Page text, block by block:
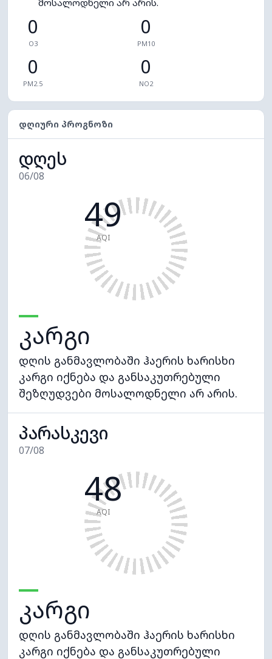
0
O3
0
PM10
0
PM2.5
0
NO2
ᲓᲦᲘᲣᲠᲘ ᲞᲠᲝᲒᲜᲝᲖᲘ
დღეს
06/08
49
AQI
კარგი
დღის განმავლობაში ჰაერის ხარისხი
კარგი იქნება და განსაკუთრებული
შეზღუდვები მოსალოდნელი არ არის.
პარასკევი
07/08
48
AQI
კარგი
დღის განმავლობაში ჰაერის ხარისხი
კარგი იქნება და განსაკუთრებული